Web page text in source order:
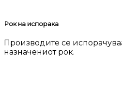
Рок на испорака
Производите се
назначениот рок.